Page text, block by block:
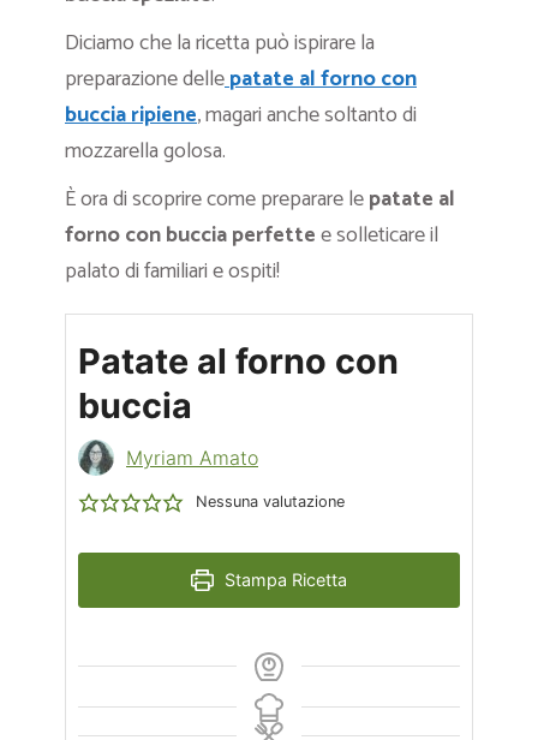
Diciamo che la ricetta può ispirare la
preparazione dellepatate al forno con
buccia ripiene, magari anche soltanto di
mozzarella golosa.
È ora di scoprire come preparare lepatate al
forno con buccia perfettee solleticare il
palato di familiari e ospiti!
Patate al forno con
buccia
Myriam Amato
Nessuna valutazione
Stampa Ricetta